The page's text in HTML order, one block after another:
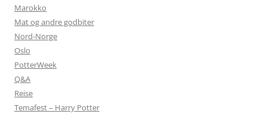
Marokko
Mat og andre godbiter
Nord-Norge
Oslo
PotterWeek
Q&A
Reise
Temafest – Harry Potter